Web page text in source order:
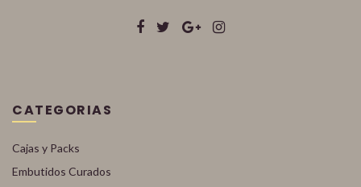
CATEGORIAS
Cajas y Packs
Embutidos Curados